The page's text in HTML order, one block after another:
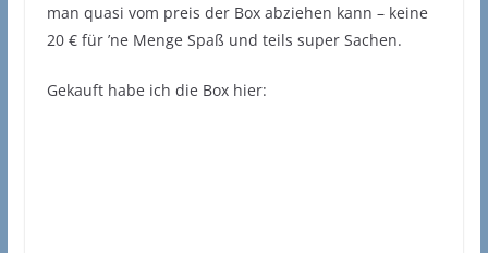
man quasi vom preis der Box abziehen kann – keine
20 € für ’ne Menge Spaß und teils super Sachen.
Gekauft habe ich die Box hier: